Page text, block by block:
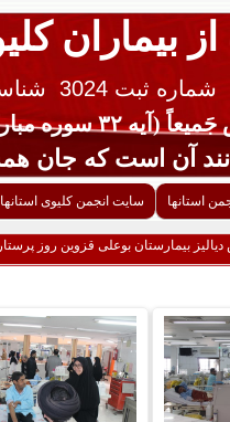
بیماران
شماره ثبت 3024
شناسه
مائده قرآن کریم)
است که جان همه
استانها سایت انجمن کلیوی استانها
بیمارستان بوعلی قزوین روز پرستار1394